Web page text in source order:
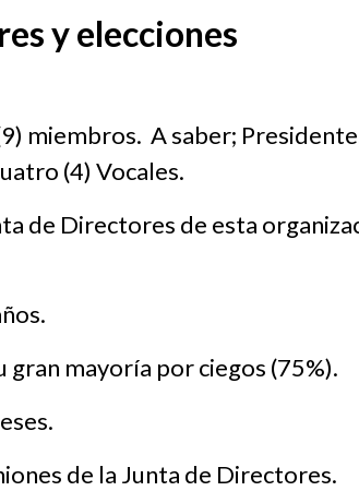
y elecciones
miembros. A saber;
(4) Vocales.
de Directores de esta
mayoría por ciegos (75%).
de la Junta de Directores.